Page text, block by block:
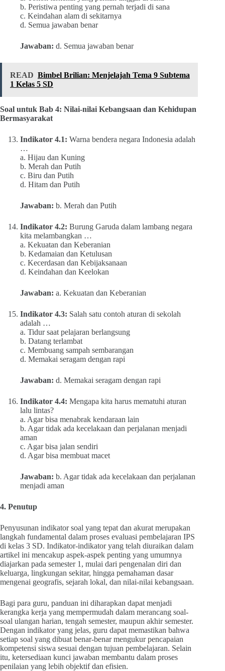
b. Peristiwa penting yang pernah terjadi di sana
c. Keindahan alam di sekitarnya
d. Semua jawaban benar
Jawaban: d. Semua jawaban benar
READ Bimbel Brilian: Menjelajah Tema 9 Subtema
1 Kelas 5 SD
Soal untuk Bab 4: Nilai-nilai Kebangsaan dan Kehidupan
Bermasyarakat
Indikator 4.1: Warna bendera negara Indonesia adalah
…
a. Hijau dan Kuning
b. Merah dan Putih
c. Biru dan Putih
d. Hitam dan Putih
Jawaban: b. Merah dan Putih
Indikator 4.2: Burung Garuda dalam lambang negara
kita melambangkan …
a. Kekuatan dan Keberanian
b. Kedamaian dan Ketulusan
c. Kecerdasan dan Kebijaksanaan
d. Keindahan dan Keelokan
Jawaban: a. Kekuatan dan Keberanian
Indikator 4.3: Salah satu contoh aturan di sekolah
adalah …
a. Tidur saat pelajaran berlangsung
b. Datang terlambat
c. Membuang sampah sembarangan
d. Memakai seragam dengan rapi
Jawaban: d. Memakai seragam dengan rapi
Indikator 4.4: Mengapa kita harus mematuhi aturan
lalu lintas?
a. Agar bisa menabrak kendaraan lain
b. Agar tidak ada kecelakaan dan perjalanan menjadi
aman
c. Agar bisa jalan sendiri
d. Agar bisa membuat macet
Jawaban: b. Agar tidak ada kecelakaan dan perjalanan
menjadi aman
4. Penutup
Penyusunan indikator soal yang tepat dan akurat merupakan
langkah fundamental dalam proses evaluasi pembelajaran IPS
di kelas 3 SD. Indikator-indikator yang telah diuraikan dalam
artikel ini mencakup aspek-aspek penting yang umumnya
diajarkan pada semester 1, mulai dari pengenalan diri dan
keluarga, lingkungan sekitar, hingga pemahaman dasar
mengenai geografis, sejarah lokal, dan nilai-nilai kebangsaan.
Bagi para guru, panduan ini diharapkan dapat menjadi
kerangka kerja yang mempermudah dalam merancang soal-
soal ulangan harian, tengah semester, maupun akhir semester.
Dengan indikator yang jelas, guru dapat memastikan bahwa
setiap soal yang dibuat benar-benar mengukur pencapaian
kompetensi siswa sesuai dengan tujuan pembelajaran. Selain
itu, ketersediaan kunci jawaban membantu dalam proses
penilaian yang lebih objektif dan efisien.